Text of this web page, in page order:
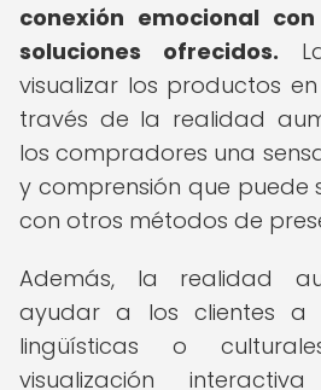
conexión emocional
soluciones ofrecidos.
visualizar los productos
través de la realidad
los compradores una
y comprensión que puede
con otros métodos de
Además, la realidad
ayudar a los clientes a
lingüísticas o
visualización